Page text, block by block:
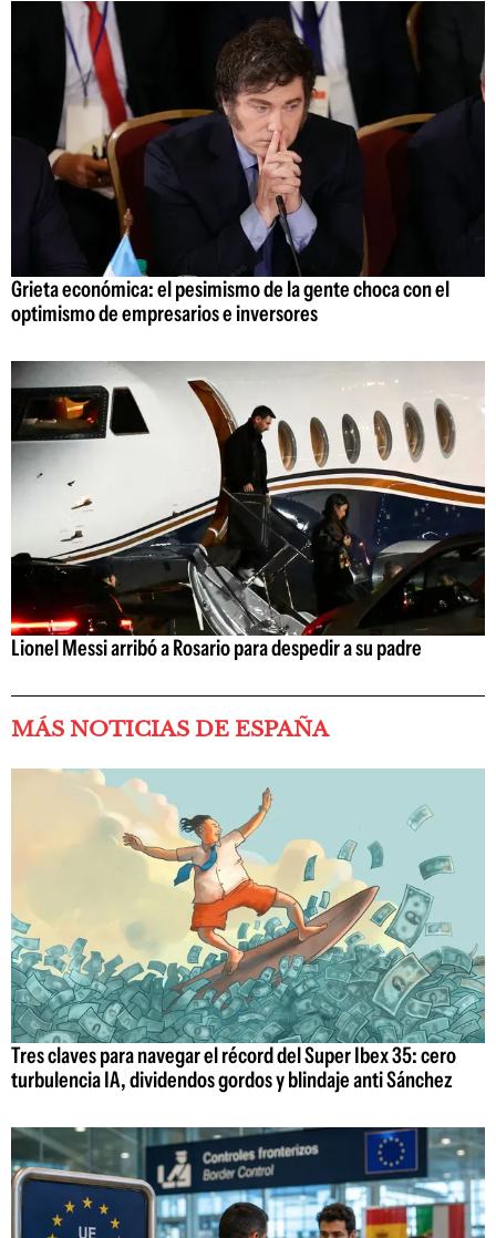
Grieta económica: el pesimismo de la gente choca con el
optimismo de empresarios e inversores
Lionel Messi arribó a Rosario para despedir a su padre
MÁS NOTICIAS DE ESPAÑA
Tres claves para navegar el récord del Super Ibex 35: cero
turbulencia IA, dividendos gordos y blindaje anti Sánchez